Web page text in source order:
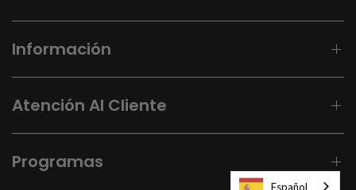
Información
Atención Al Cliente
Programas
Español